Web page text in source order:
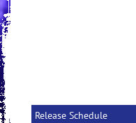
Release Schedule